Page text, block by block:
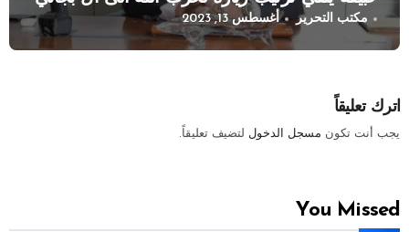
مكتب التحرير أغسطس 13, 2023
اترك تعليقاً
يجب أنت تكون مسجل الدخول لتضيف تعليقاً.
You Missed